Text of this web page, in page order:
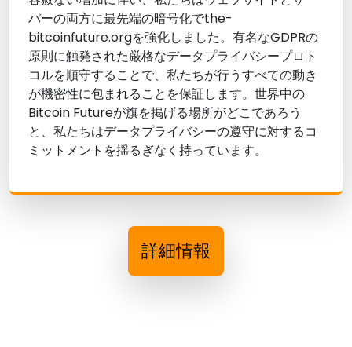
バーの両方に最先端の暗号化でthe-
bitcoinfuture.orgを強化しました。有名なGDPRの
原則に触発された厳格なデータプライバシープロト
コルを順守することで、私たちが行うすべての動き
が機密性に包まれることを保証します。世界中の
Bitcoin Futureが旗を掲げる場所がどこであろう
と、私たちはデータプライバシーの遵守に対するコ
ミットメントを揺るぎなく持っています。
詳細情報